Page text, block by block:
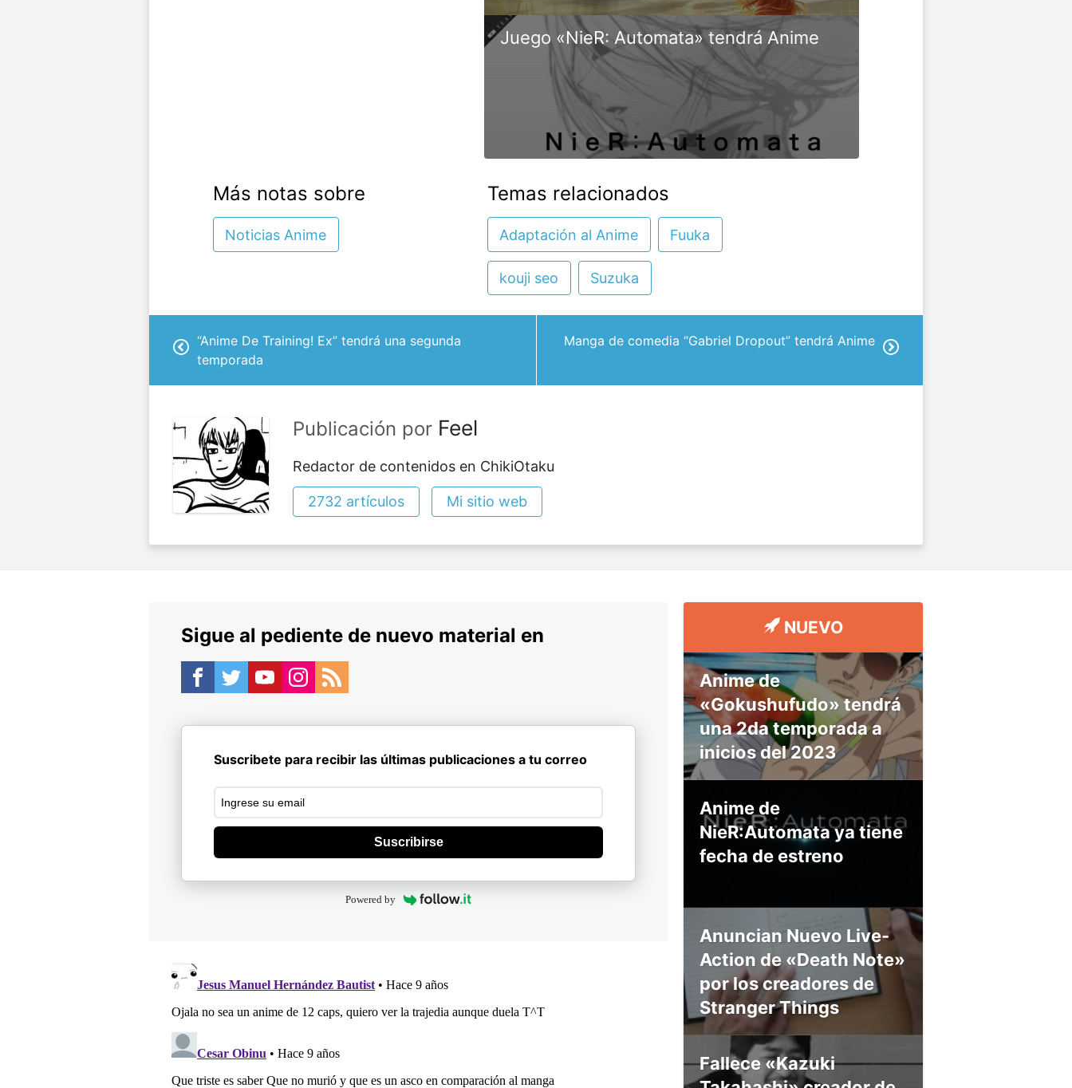
Juego «NieR: Automata» tendrá Anime
Más notas sobre
Noticias Anime
Temas relacionados
Adaptación al Anime Fuuka
kouji seo Suzuka
“Anime De Training! Ex” tendrá una segunda
temporada
Manga de comedia “Gabriel Dropout” tendrá Anime
Publicación por Feel
Redactor de contenidos en ChikiOtaku
2732 artículos Mi sitio web
Sigue al pediente de nuevo material en
Suscribete para recibir las últimas publicaciones a tu correo
Suscribirse
Powered by
NUEVO
Anime de
«Gokushufudo» tendrá
una 2da temporada a
inicios del 2023
Anime de
NieR:Automata ya tiene
fecha de estreno
Anuncian Nuevo Live-
Action de «Death Note»
por los creadores de
Stranger Things
Fallece «Kazuki